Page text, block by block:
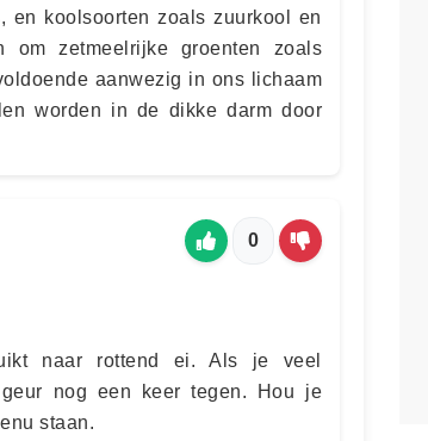
en koolsoorten zoals zuurkool en
om zetmeelrijke groenten zoals
aanwezig in ons lichaam
worden in de dikke darm door
0
naar rottend ei. Als je veel
nog een keer tegen. Hou je
staan.